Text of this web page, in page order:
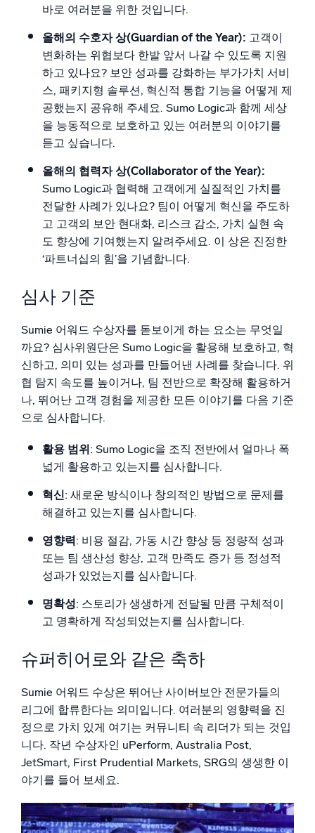
바로 여러분을 위한 것입니다.
올해의 수호자 상(Guardian of the Year): 고객이
변화하는 위협보다 한발 앞서 나갈 수 있도록 지원
하고 있나요? 보안 성과를 강화하는 부가가치 서비
스, 패키지형 솔루션, 혁신적 통합 기능을 어떻게 제
공했는지 공유해 주세요. Sumo Logic과 함께 세상
을 능동적으로 보호하고 있는 여러분의 이야기를
듣고 싶습니다.
올해의 협력자 상(Collaborator of the Year):
Sumo Logic과 협력해 고객에게 실질적인 가치를
전달한 사례가 있나요? 팀이 어떻게 혁신을 주도하
고 고객의 보안 현대화, 리스크 감소, 가치 실현 속
도 향상에 기여했는지 알려주세요. 이 상은 진정한
‘파트너십의 힘’을 기념합니다.
심사 기준
Sumie 어워드 수상자를 돋보이게 하는 요소는 무엇일
까요? 심사위원단은 Sumo Logic을 활용해 보호하고, 혁
신하고, 의미 있는 성과를 만들어낸 사례를 찾습니다. 위
협 탐지 속도를 높이거나, 팀 전반으로 확장해 활용하거
나, 뛰어난 고객 경험을 제공한 모든 이야기를 다음 기준
으로 심사합니다.
활용 범위: Sumo Logic을 조직 전반에서 얼마나 폭
넓게 활용하고 있는지를 심사합니다.
혁신: 새로운 방식이나 창의적인 방법으로 문제를
해결하고 있는지를 심사합니다.
영향력: 비용 절감, 가동 시간 향상 등 정량적 성과
또는 팀 생산성 향상, 고객 만족도 증가 등 정성적
성과가 있었는지를 심사합니다.
명확성: 스토리가 생생하게 전달될 만큼 구체적이
고 명확하게 작성되었는지를 심사합니다.
슈퍼히어로와 같은 축하
Sumie 어워드 수상은 뛰어난 사이버보안 전문가들의
리그에 합류한다는 의미입니다. 여러분의 영향력을 진
정으로 가치 있게 여기는 커뮤니티 속 리더가 되는 것입
니다. 작년 수상자인 uPerform, Australia Post,
JetSmart, First Prudential Markets, SRG의 생생한 이
야기를 들어 보세요.